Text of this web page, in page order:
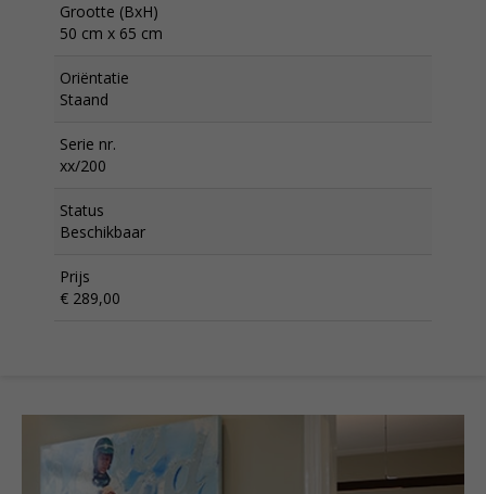
Grootte (BxH)
50 cm x 65 cm
Oriëntatie
Staand
Serie nr.
xx/200
Status
Beschikbaar
Prijs
€ 289,00